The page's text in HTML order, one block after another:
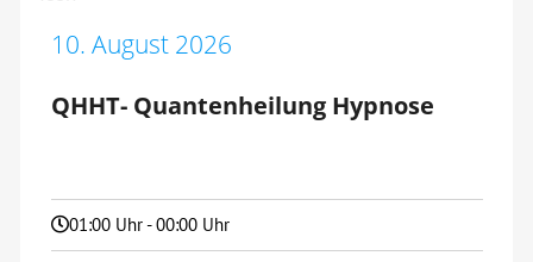
10. August 2026
QHHT- Quantenheilung Hypnose
01:00 Uhr - 00:00 Uhr